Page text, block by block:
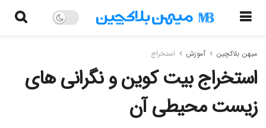
میهن بلاکچین آموزش استخراج
استخراج بیت کوین و نگرانی های
زیست محیطی آن